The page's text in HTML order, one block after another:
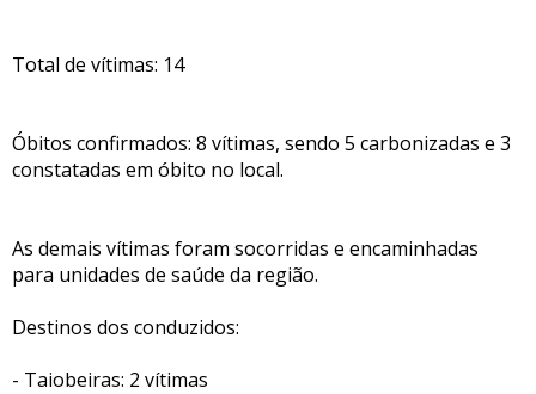
Total de vítimas: 14
Óbitos confirmados: 8 vítimas, sendo 5 carbonizadas e 3
constatadas em óbito no local.
As demais vítimas foram socorridas e encaminhadas
para unidades de saúde da região.
Destinos dos conduzidos:
- Taiobeiras: 2 vítimas